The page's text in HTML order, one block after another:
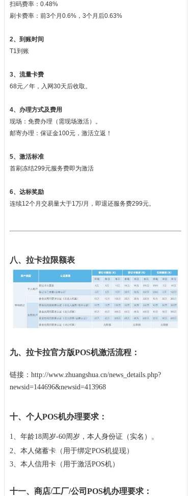
扫码费率：0.48%
刷卡费率：前3个月0.6%，3个月后0.63%
2、到账时间
T1到账
3、流量卡费
68元／年，入网30天后收取。
4、办理方式及费用
现场：免费办理（需现场激活）。
邮寄办理：保证金100元，激活立返！
5、激活标准
首刷冻结299元服务费即为激活
6、达标奖励
连续12个月交易量大于1万/月，即退还服务费299元。
八、拉卡拉限额表
九、 拉卡拉官方版POS机激活流程：
链接： http://www.zhuangshua.cn/news_details.php?
newsid=144696&newsid=413968
十、个人POS机办理要求：
1、年龄18周岁-60周岁，本人身份证（实名）。
2、本人储蓄卡（用于绑定POS机提现）
3、本人信用卡（用于激活POS机）
十一、商店/工厂/公司POS机办理要求：